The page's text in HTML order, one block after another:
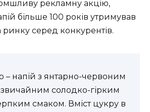
рекламну акцію,
більше 100 років утримував
серед конкурентів.
– напій з янтарно-червоним
солодко-гірким
смаком. Вміст цукру в